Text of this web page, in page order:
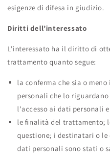
esigenze di difesa in giudizio.
Diritti dell’interessato
L'interessato ha il diritto di
trattamento quanto segue:
la conferma che sia o
personali che lo
l'accesso ai dati personali
le finalità del trattamento;
questione; i destinatari o
dati personali sono stati o